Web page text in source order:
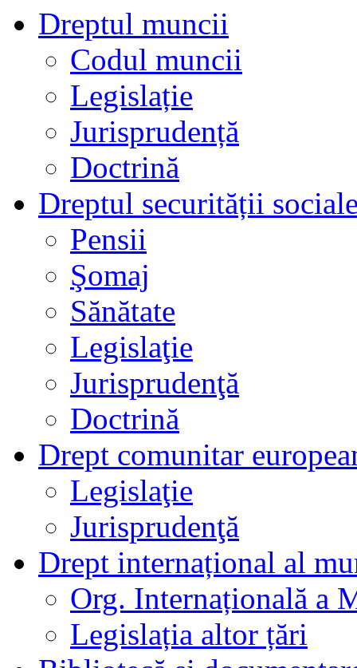
Dreptul muncii
Codul muncii
Legislație
Jurisprudență
Doctrină
Dreptul securității
Pensii
Şomaj
Sănătate
Legislaţie
Jurisprudenţă
Doctrină
Drept comunitar
Legislaţie
Jurisprudenţă
Drept internațional al
Org. Internațională a
Legislația altor țări